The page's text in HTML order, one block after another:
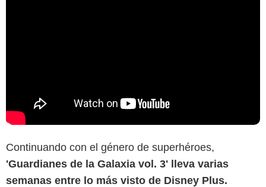
Continuando con el género de superhéroes,
'Guardianes de la Galaxia vol. 3' lleva varias
semanas entre lo más visto de Disney Plus.